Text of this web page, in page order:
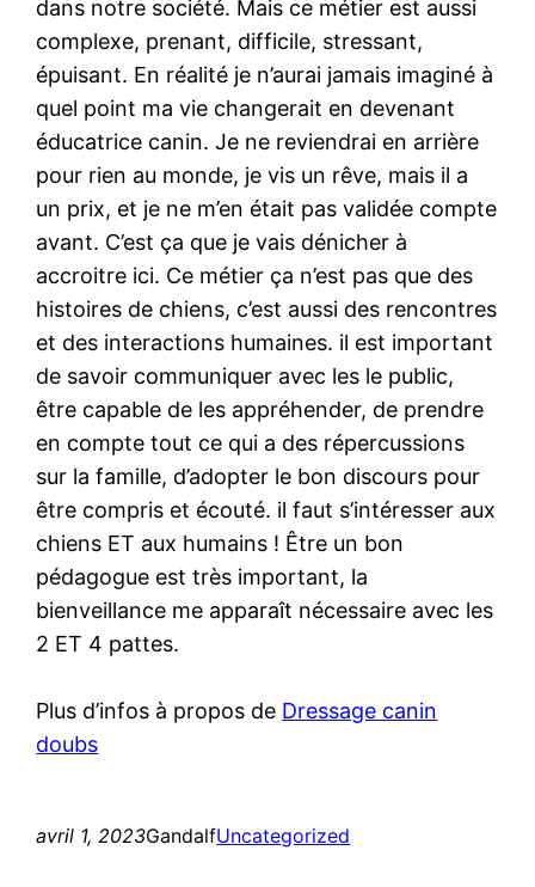
dans notre société. Mais ce métier est aussi
complexe, prenant, difficile, stressant,
épuisant. En réalité je n’aurai jamais imaginé à
quel point ma vie changerait en devenant
éducatrice canin. Je ne reviendrai en arrière
pour rien au monde, je vis un rêve, mais il a
un prix, et je ne m’en était pas validée compte
avant. C’est ça que je vais dénicher à
accroitre ici. Ce métier ça n’est pas que des
histoires de chiens, c’est aussi des rencontres
et des interactions humaines. il est important
de savoir communiquer avec les le public,
être capable de les appréhender, de prendre
en compte tout ce qui a des répercussions
sur la famille, d’adopter le bon discours pour
être compris et écouté. il faut s’intéresser aux
chiens ET aux humains ! Être un bon
pédagogue est très important, la
bienveillance me apparaît nécessaire avec les
2 ET 4 pattes.
Plus d’infos à propos de Dressage canin
doubs
avril 1, 2023GandalfUncategorized